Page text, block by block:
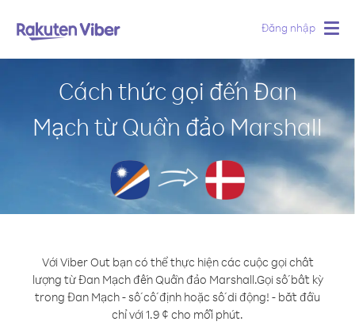
Đăng nhập
Cách thức gọi đến Đan
Mạch từ Quần đảo Marshall
Với Viber Out bạn có thể thực hiện các cuộc gọi chất
lượng từ Đan Mạch đến Quần đảo Marshall.Gọi số bất kỳ
trong Đan Mạch - số cố định hoặc số di động! - bắt đầu
chỉ với 1.9 ¢ cho mỗi phút.